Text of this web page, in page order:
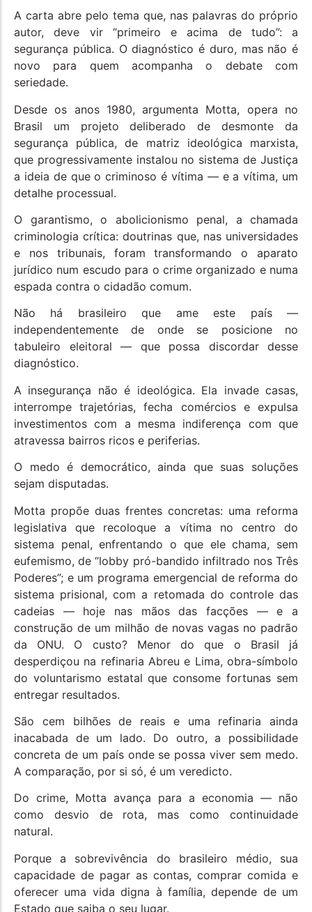
A carta abre pelo tema que, nas palavras do próprio
autor, deve vir “primeiro e acima de tudo”: a
segurança pública. O diagnóstico é duro, mas não é
novo para quem acompanha o debate com
seriedade.
Desde os anos 1980, argumenta Motta, opera no
Brasil um projeto deliberado de desmonte da
segurança pública, de matriz ideológica marxista,
que progressivamente instalou no sistema de Justiça
a ideia de que o criminoso é vítima — e a vítima, um
detalhe processual.
O garantismo, o abolicionismo penal, a chamada
criminologia crítica: doutrinas que, nas universidades
e nos tribunais, foram transformando o aparato
jurídico num escudo para o crime organizado e numa
espada contra o cidadão comum.
Não há brasileiro que ame este país —
independentemente de onde se posicione no
tabuleiro eleitoral — que possa discordar desse
diagnóstico.
A insegurança não é ideológica. Ela invade casas,
interrompe trajetórias, fecha comércios e expulsa
investimentos com a mesma indiferença com que
atravessa bairros ricos e periferias.
O medo é democrático, ainda que suas soluções
sejam disputadas.
Motta propõe duas frentes concretas: uma reforma
legislativa que recoloque a vítima no centro do
sistema penal, enfrentando o que ele chama, sem
eufemismo, de “lobby pró-bandido infiltrado nos Três
Poderes”; e um programa emergencial de reforma do
sistema prisional, com a retomada do controle das
cadeias — hoje nas mãos das facções — e a
construção de um milhão de novas vagas no padrão
da ONU. O custo? Menor do que o Brasil já
desperdiçou na refinaria Abreu e Lima, obra-símbolo
do voluntarismo estatal que consome fortunas sem
entregar resultados.
São cem bilhões de reais e uma refinaria ainda
inacabada de um lado. Do outro, a possibilidade
concreta de um país onde se possa viver sem medo.
A comparação, por si só, é um veredicto.
Do crime, Motta avança para a economia — não
como desvio de rota, mas como continuidade
natural.
Porque a sobrevivência do brasileiro médio, sua
capacidade de pagar as contas, comprar comida e
oferecer uma vida digna à família, depende de um
Estado que saiba o seu lugar.